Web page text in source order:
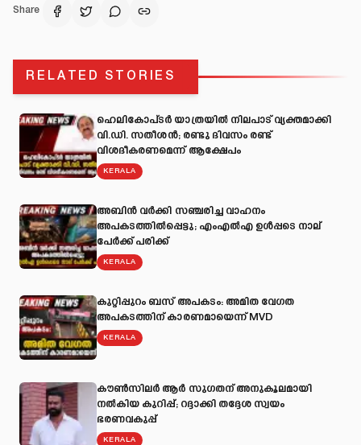
Share
RELATED STORIES
ഹെലികോപ്ടർ യാത്രയിൽ നിലപാട് വ്യക്തമാക്കി
വി.ഡി. സതീശൻ; രണ്ടു ദിവസം രണ്ട്
വിശദീകരണമെന്ന് ആക്ഷേപം
KERALA
അബിന്‍ വര്‍ക്കി സഞ്ചരിച്ച വാഹനം
അപകടത്തില്‍പ്പെട്ടു; എംഎല്‍എ ഉള്‍പ്പടെ നാല്
പേര്‍ക്ക് പരിക്ക്
KERALA
കുറ്റിപ്പുറം ബസ് അപകടം: അമിത വേഗത
അപകടത്തിന് കാരണമായെന്ന് MVD
KERALA
കൗൺസിലർ ആർ സുഗതന് അനുകൂലമായി
നല്‍കിയ കുറിപ്പ്; റദ്ദാക്കി തദ്ദേശ സ്വയം
ഭരണവകുപ്പ്
KERALA